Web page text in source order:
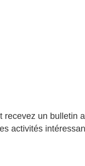
recevez un bulletin
activités